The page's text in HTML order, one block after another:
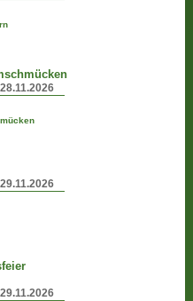
28.11.2026
29.11.2026
29.11.2026